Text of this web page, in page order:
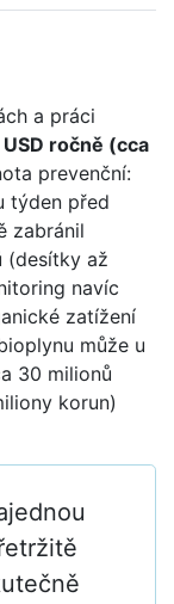
a práci
ročně (cca
prevenční:
týden před
zabránil
(desítky až
navíc
zatížení
může u
30 milionů
korun)